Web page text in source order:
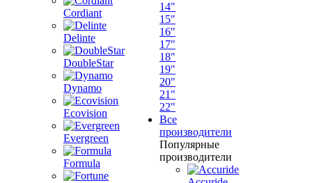
Cordiant
Delinte
DoubleStar
Dynamo
Ecovision
Evergreen
Formula
14"
15"
16"
17"
18"
19"
20"
21"
22"
Все
производители
Популярные
производители